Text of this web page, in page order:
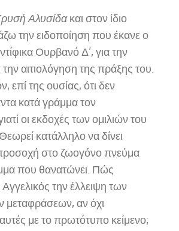
Αλυσίδακαι στον ίδιο
την ειδοποίηση που έκανε ο
Ουρβανό Δ’, για την
αιτιολόγηση της πράξης του.
επί της ουσίας, ότι δεν
κατά γράμμα τον
οι εκδοχές των ομιλιών του
Θεωρεί κατάλληλο να δίνει
στο ζωογόνο πνεύμα
που θανατώνει. Πώς
την έλλειψη των
μεταφράσεων, αν όχι
με το πρωτότυπο κείμενο;